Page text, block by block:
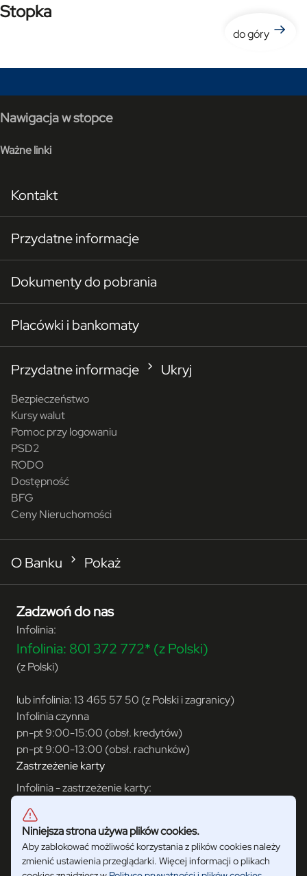
Niniejsza strona używa plików cookies.
Aby zablokować możliwość korzystania z plików cookies należy
zmienić ustawienia przeglądarki. Więcej informacji o plikach
Stopka
Nawigacja w stopce
Ważne linki
Kontakt
Przydatne informacje
Dokumenty do pobrania
Placówki i bankomaty
Przydatne informacje Ukryj
Bezpieczeństwo
Kursy walut
Pomoc przy logowaniu
PSD2
RODO
Dostępność
BFG
Ceny Nieruchomości
O Banku Pokaż
Zadzwoń do nas
Infolinia:
Infolinia: 801 372 772* (z Polski)
(z Polski)
lub infolinia:13 465 57 50 (z Polski i zagranicy)
Infolinia czynna
pn-pt 9:00-15:00 (obsł. kredytów)
pn-pt 9:00-13:00 (obsł. rachunków)
Zastrzeżenie karty
Infolinia - zastrzeżenie karty:
Dowiedz się więcej
Bank Nowy S.A. nie kontaktuje się z Klientami z numerów
wskazanych powyżej. Bank może kontaktować się z Klientami
jedynie z numeru
+48 61 8 512 450
do góry